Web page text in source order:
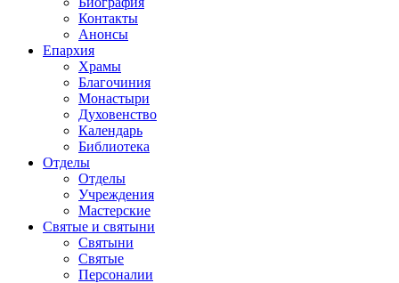
Контакты
Анонсы
Епархия
Храмы
Благочиния
Монастыри
Духовенство
Календарь
Библиотека
Отделы
Отделы
Учреждения
Мастерские
Святые и святыни
Cвятыни
Cвятые
Персоналии